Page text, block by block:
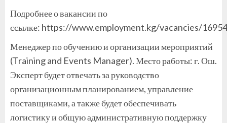
Подробнее о вакансии по
ссылке: https://www.employment.kg/vacancies/16954
Менеджер по обучению и организации мероприятий
(Training and Events Manager). Место работы: г. Ош.
Эксперт будет отвечать за руководство
организационным планированием, управление
поставщиками, а также будет обеспечивать
логистику и общую административную поддержку